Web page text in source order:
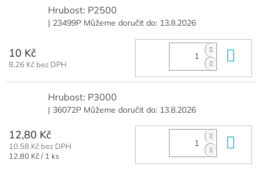
Hrubost: P2500
| 23499P Můžeme doručit do: 13.8.2026
10 Kč
8,26 Kč bez DPH
Hrubost: P3000
| 36072P Můžeme doručit do: 13.8.2026
12,80 Kč
10,58 Kč bez DPH
Měrná
12,80 Kč / 1 ks